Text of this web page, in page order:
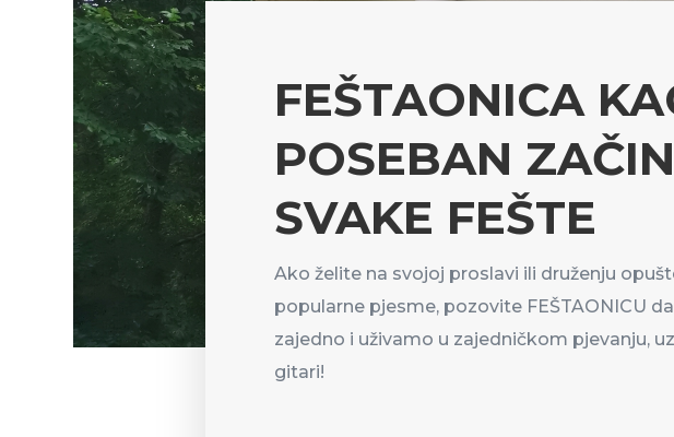
FEŠTAONICA
POSEBAN ZAČIN
SVAKE FEŠTE
Ako želite na svojoj proslavi ili druženju
popularne pjesme, pozovite FEŠTAONICU
zajedno i uživamo u zajedničkom pjevanju,
gitari!